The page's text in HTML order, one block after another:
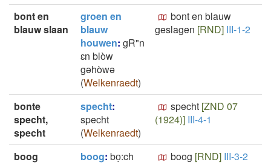
bont en
blauw slaan
groen en
blauw
houwen: gR"n
ɛn blòw
gəhòwə
(Welkenraedt)
bont en blauw
geslagen [RND] III-1-2
bonte
specht,
specht
specht:
specht
(Welkenraedt)
specht [ZND 07
(1924)] III-4-1
boog boog: boͅ:ch
boog [RND] III-3-2